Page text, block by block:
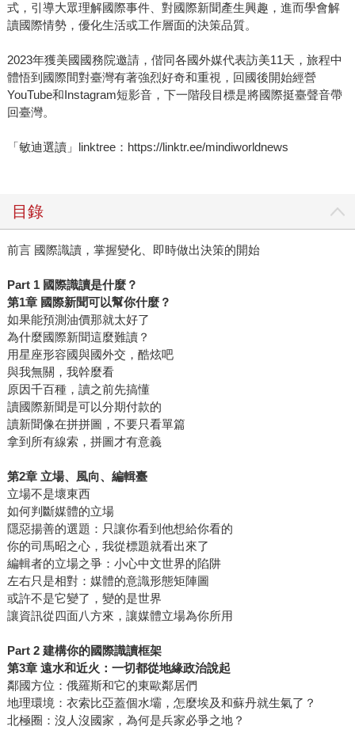
式，引導大眾理解國際事件、對國際新聞產生興趣，進而學會解
讀國際情勢，優化生活或工作層面的決策品質。
2023年獲美國國務院邀請，偕同各國外媒代表訪美11天，旅程中
體悟到國際間對臺灣有著強烈好奇和重視，回國後開始經營
YouTube和Instagram短影音，下一階段目標是將國際挺臺聲音帶
回臺灣。
「敏迪選讀」linktree：https://linktr.ee/mindiworldnews
目錄
前言 國際識讀，掌握變化、即時做出決策的開始
Part 1 國際識讀是什麼？
第1章 國際新聞可以幫你什麼？
如果能預測油價那就太好了
為什麼國際新聞這麼難讀？
用星座形容國與國外交，酷炫吧
與我無關，我幹麼看
原因千百種，讀之前先搞懂
讀國際新聞是可以分期付款的
讀新聞像在拼拼圖，不要只看單篇
拿到所有線索，拼圖才有意義
第2章 立場、風向、編輯臺
立場不是壞東西
如何判斷媒體的立場
隱惡揚善的選題：只讓你看到他想給你看的
你的司馬昭之心，我從標題就看出來了
編輯者的立場之爭：小心中文世界的陷阱
左右只是相對：媒體的意識形態矩陣圖
或許不是它變了，變的是世界
讓資訊從四面八方來，讓媒體立場為你所用
Part 2 建構你的國際識讀框架
第3章 遠水和近火：一切都從地緣政治說起
鄰國方位：俄羅斯和它的東歐鄰居們
地理環境：衣索比亞蓋個水壩，怎麼埃及和蘇丹就生氣了？
北極圈：沒人沒國家，為何是兵家必爭之地？